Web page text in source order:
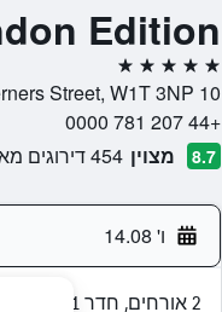
Edition
5 כוכבים
10 Berners Street, W1T 3NP, לונדון, אנגליה, בריטניה
+44 207 781 0000
8.7 מצוין 454 דירוגים מאומתים
ו' 14.08
2 אורחים, חדר 1